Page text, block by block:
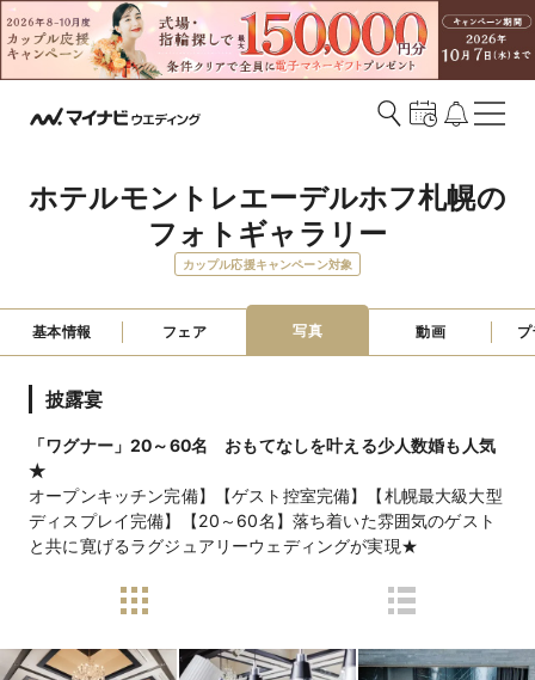
ホテルモントレエーデルホフ札幌の
フォトギャラリー
カップル応援キャンペーン対象
基本情報 フェア 写真 動画
披露宴
「ワグナー」20～60名 おもてなしを叶える少人数婚も人気
★
オープンキッチン完備】【ゲスト控室完備】【札幌最大級大型
ディスプレイ完備】【20～60名】落ち着いた雰囲気のゲスト
と共に寛げるラグジュアリーウェディングが実現★